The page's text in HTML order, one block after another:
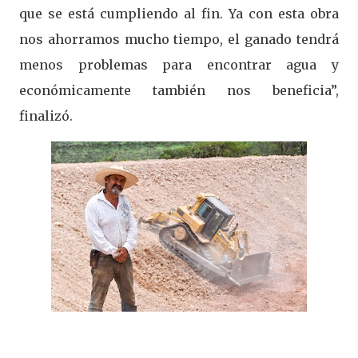
que se está cumpliendo al fin. Ya con esta obra
nos ahorramos mucho tiempo, el ganado tendrá
menos problemas para encontrar agua y
económicamente también nos beneficia”,
finalizó.